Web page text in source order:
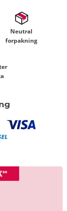
Neutral
forpakning